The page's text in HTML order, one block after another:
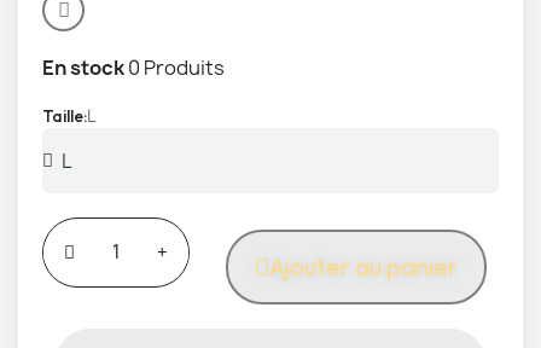
En stock0 Produits
Taille L
Ajouter au panier